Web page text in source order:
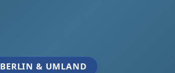
& UMLAND